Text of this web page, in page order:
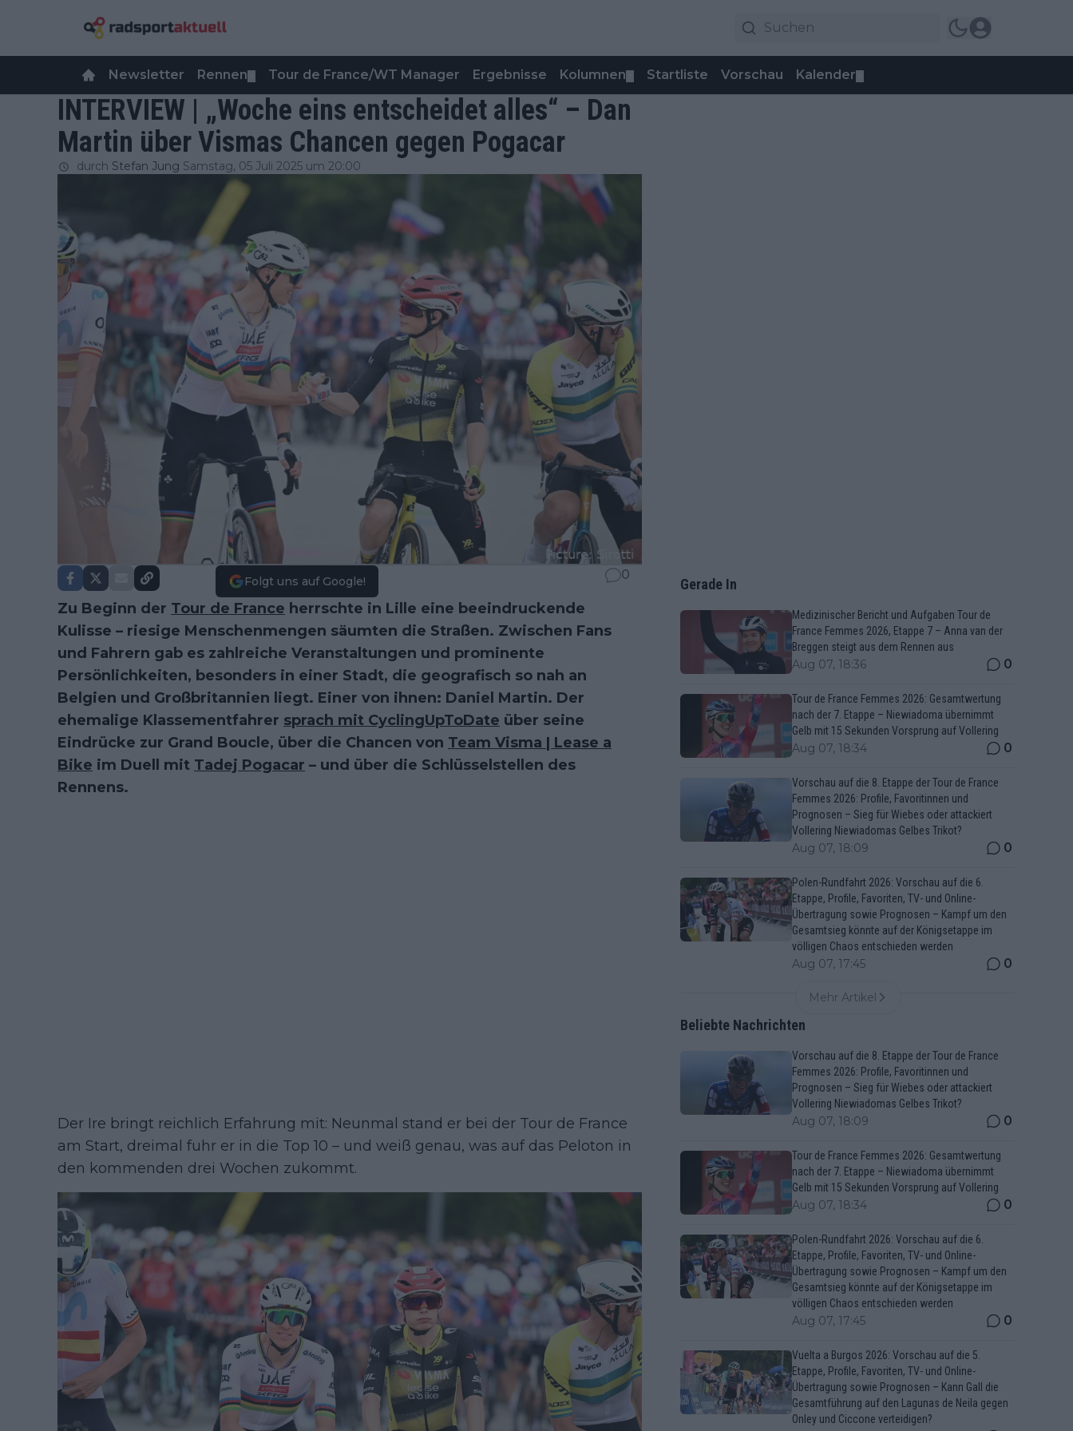
Newsletter Rennen Tour de France/WT Manager Ergebnisse Kolumnen Startliste Vorschau Kalender
INTERVIEW | „Woche eins entscheidet alles“ – Dan
Martin über Vismas Chancen gegen Pogacar
durch Stefan Jung Samstag, 05 Juli 2025 um 20:00
Folgt uns auf Google! 0
Zu Beginn der Tour de France herrschte in Lille eine beeindruckende
Kulisse – riesige Menschenmengen säumten die Straßen. Zwischen Fans
und Fahrern gab es zahlreiche Veranstaltungen und prominente
Persönlichkeiten, besonders in einer Stadt, die geografisch so nah an
Belgien und Großbritannien liegt. Einer von ihnen: Daniel Martin. Der
ehemalige Klassementfahrer sprach mit CyclingUpToDate über seine
Eindrücke zur Grand Boucle, über die Chancen von Team Visma | Lease a
Bike im Duell mit Tadej Pogacar – und über die Schlüsselstellen des
Rennens.
Der Ire bringt reichlich Erfahrung mit: Neunmal stand er bei der Tour de France
am Start, dreimal fuhr er in die Top 10 – und weiß genau, was auf das Peloton in
den kommenden drei Wochen zukommt.
Gerade In
Medizinischer Bericht und Aufgaben Tour de
France Femmes 2026, Etappe 7 – Anna van der
Breggen steigt aus dem Rennen aus
Aug 07, 18:36 0
Tour de France Femmes 2026: Gesamtwertung
nach der 7. Etappe – Niewiadoma übernimmt
Gelb mit 15 Sekunden Vorsprung auf Vollering
Aug 07, 18:34 0
Vorschau auf die 8. Etappe der Tour de France
Femmes 2026: Profile, Favoritinnen und
Prognosen – Sieg für Wiebes oder attackiert
Vollering Niewiadomas Gelbes Trikot?
Aug 07, 18:09 0
Polen-Rundfahrt 2026: Vorschau auf die 6.
Etappe, Profile, Favoriten, TV- und Online-
Übertragung sowie Prognosen – Kampf um den
Gesamtsieg könnte auf der Königsetappe im
völligen Chaos entschieden werden
Aug 07, 17:45 0
Mehr Artikel
Beliebte Nachrichten
Vorschau auf die 8. Etappe der Tour de France
Femmes 2026: Profile, Favoritinnen und
Prognosen – Sieg für Wiebes oder attackiert
Vollering Niewiadomas Gelbes Trikot?
Aug 07, 18:09 0
Tour de France Femmes 2026: Gesamtwertung
nach der 7. Etappe – Niewiadoma übernimmt
Gelb mit 15 Sekunden Vorsprung auf Vollering
Aug 07, 18:34 0
Polen-Rundfahrt 2026: Vorschau auf die 6.
Etappe, Profile, Favoriten, TV- und Online-
Übertragung sowie Prognosen – Kampf um den
Gesamtsieg könnte auf der Königsetappe im
völligen Chaos entschieden werden
Aug 07, 17:45 0
Vuelta a Burgos 2026: Vorschau auf die 5.
Etappe, Profile, Favoriten, TV- und Online-
Übertragung sowie Prognosen – Kann Gall die
Gesamtführung auf den Lagunas de Neila gegen
Onley und Ciccone verteidigen?